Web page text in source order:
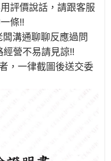
評價說話，請跟客服
條!!
溝通聊聊反應過問
營不易請見諒!!
，一律截圖後送交委